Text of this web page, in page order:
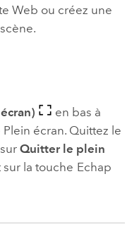
Web ou créez une
en bas à
écran. Quittez le
Quitter le plein
la touche Echap